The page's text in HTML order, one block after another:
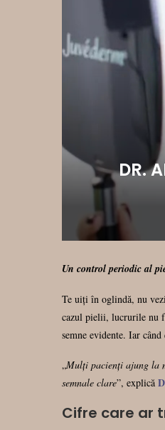
DR.
Un control periodic al
Te uiți în oglindă, nu
cazul pielii, lucrurile nu
semne evidente. Iar
„Mulți pacienți ajung la
semnale clare”, explică
Cifre care ar